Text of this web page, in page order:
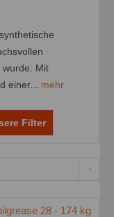
wurde. Mit
einer... mehr
Filter